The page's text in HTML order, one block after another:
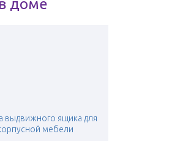
доме
выдвижного ящика для
мебели